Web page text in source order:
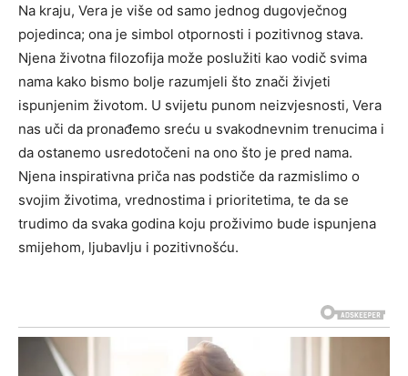
Na kraju, Vera je više od samo jednog dugovječnog
pojedinca; ona je simbol otpornosti i pozitivnog stava.
Njena životna filozofija može poslužiti kao vodič svima
nama kako bismo bolje razumjeli što znači živjeti
ispunjenim životom. U svijetu punom neizvjesnosti, Vera
nas uči da pronađemo sreću u svakodnevnim trenucima i
da ostanemo usredotočeni na ono što je pred nama.
Njena inspirativna priča nas podstiče da razmislimo o
svojim životima, vrednostima i prioritetima, te da se
trudimo da svaka godina koju proživimo bude ispunjena
smijehom, ljubavlju i pozitivnošću.